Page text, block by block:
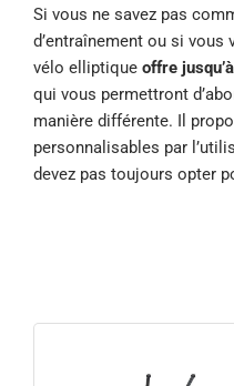
Si vous ne savez pas
d’entraînement ou si
vélo elliptique offre
qui vous permettront
manière différente. Il
personnalisables par
devez pas toujours opter